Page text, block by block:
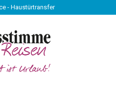
- Haustürtransfer